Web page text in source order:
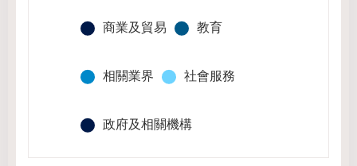
商業及貿易 教育
相關業界 社會服務
政府及相關機構